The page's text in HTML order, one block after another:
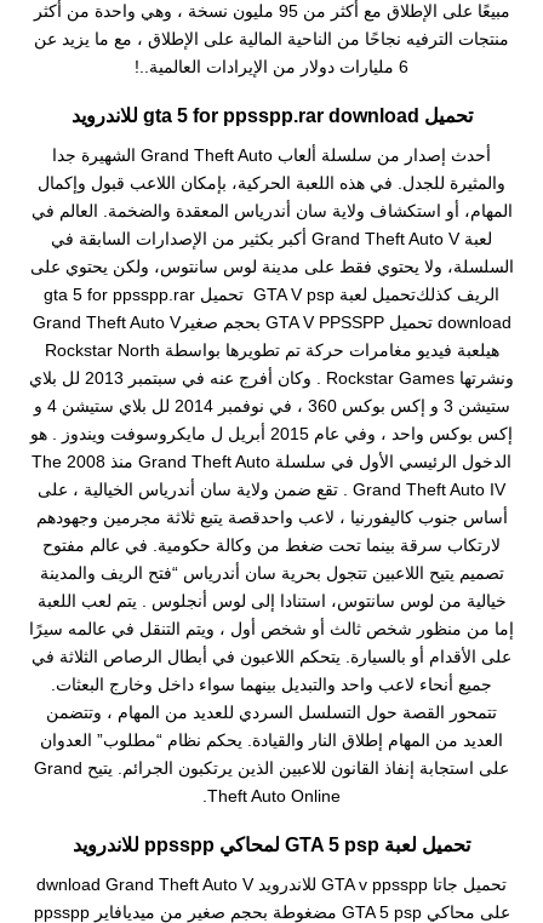
مبيعًا على الإطلاق مع أكثر من 95 مليون نسخة ، وهي واحدة من أكثر
منتجات الترفيه نجاحًا من الناحية المالية على الإطلاق ، مع ما يزيد عن
6 مليارات دولار من الإيرادات العالمية..!
تحميل gta 5 for ppsspp.rar download للاندرويد
ﺃﺣﺪﺙ ﺇﺻﺪﺍﺭ ﻣﻦ ﺳﻠﺴﻠﺔ ﺃﻟﻌﺎﺏ Grand Theft Auto ﺍﻟﺸﻬﻴﺮﺓ ﺟﺪﺍ
ﻭﺍﻟﻤﺜﻴﺮﺓ ﻟﻠﺠﺪﻝ. ﻓﻲ ﻫﺬﻩ ﺍﻟﻠﻌﺒﺔ ﺍﻟﺤﺮﻛﻴﺔ، ﺑﺈﻣﻜﺎﻥ ﺍﻟﻼﻋﺐ ﻗﺒﻮﻝ ﻭﺇﻛﻤﺎﻝ
ﺍﻟﻤﻬﺎﻡ، ﺃﻭ ﺍﺳﺘﻜﺸﺎﻑ ﻭﻻﻳﺔ ﺳﺎﻥ ﺃﻧﺪﺭﻳﺎﺱ ﺍﻟﻤﻌﻘﺪﺓ ﻭﺍﻟﻀﺨﻤﺔ. ﺍﻟﻌﺎﻟﻢ ﻓﻲ
ﻟﻌﺒﺔ Grand Theft Auto V ﺃﻛﺒﺮ ﺑﻜﺜﻴﺮ ﻣﻦ ﺍﻹﺻﺪﺍﺭﺍﺕ ﺍﻟﺴﺎﺑﻘﺔ ﻓﻲ
ﺍﻟﺴﻠﺴﻠﺔ، ﻭﻻ ﻳﺤﺘﻮﻱ ﻓﻘﻂ ﻋﻠﻰ ﻣﺪﻳﻨﺔ ﻟﻮﺱ ﺳﺎﻧﺘﻮﺱ، ﻭﻟﻜﻦ ﻳﺤﺘﻮﻱ ﻋﻠﻰ
ﺍﻟﺮﻳﻒ ﻛﺬﻟﻚتحميل لعبة GTA V psp تحميل gta 5 for ppsspp.rar
download تحميل GTA V PPSSPP بحجم صغيرGrand Theft Auto V
هيلعبة فيديو مغامرات حركة تم تطويرها بواسطة Rockstar North
ونشرتها Rockstar Games . وكان أفرج عنه في سبتمبر 2013 لل بلاي
ستيشن 3 و إكس بوكس 360 ، في نوفمبر 2014 لل بلاي ستيشن 4 و
إكس بوكس واحد ، وفي عام 2015 أبريل ل مايكروسوفت ويندوز . هو
الدخول الرئيسي الأول في سلسلة Grand Theft Auto منذ 2008 The
Grand Theft Auto IV . تقع ضمن ولاية سان أندرياس الخيالية ، على
أساس جنوب كاليفورنيا ، لاعب واحدقصة يتبع ثلاثة مجرمين وجهودهم
لارتكاب سرقة بينما تحت ضغط من وكالة حكومية. في عالم مفتوح
تصميم يتيح اللاعبين تتجول بحرية سان أندرياس “فتح الريف والمدينة
خيالية من لوس سانتوس، استنادا إلى لوس أنجلوس . يتم لعب اللعبة
إما من منظور شخص ثالث أو شخص أول ، ويتم التنقل في عالمه سيرًا
على الأقدام أو بالسيارة. يتحكم اللاعبون في أبطال الرصاص الثلاثة في
جميع أنحاء لاعب واحد والتبديل بينهما سواء داخل وخارج البعثات.
تتمحور القصة حول التسلسل السردي للعديد من المهام ، وتتضمن
العديد من المهام إطلاق النار والقيادة. يحكم نظام “مطلوب” العدوان
على استجابة إنفاذ القانون للاعبين الذين يرتكبون الجرائم. يتيح Grand
Theft Auto Online.
تحميل لعبة GTA 5 psp لمحاكي ppsspp للاندرويد
تحميل جاتا GTA v ppsspp للاندرويد dwnload Grand Theft Auto V
على محاكي GTA 5 psp مضغوطة بحجم صغير من ميديافاير ppsspp